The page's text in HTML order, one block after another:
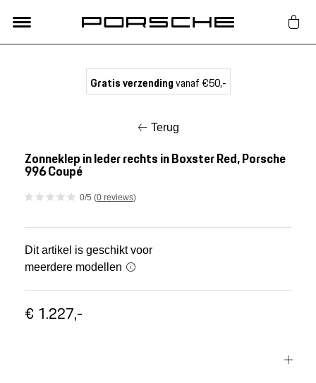
Nieuw
Mijn account
Gratis verzendingvanaf €50,-
Terug
Zonneklep in leder rechts in Boxster Red, Porsche
996 Coupé
0/5 (0 reviews)
Dit artikel is geschikt voor
meerdere modellen
€ 1.227,-